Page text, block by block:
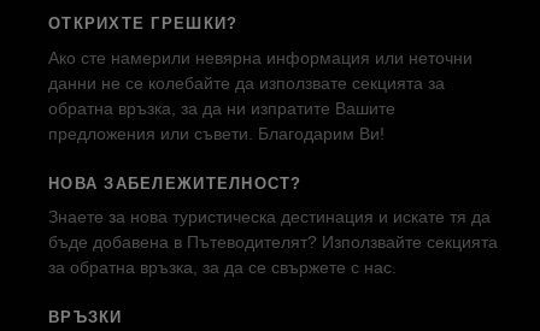
ОТКРИХТЕ ГРЕШКИ?
Ако сте намерили невярна информация или неточни
данни не се колебайте да използвате секцията за
обратна връзка, за да ни изпратите Вашите
предложения или съвети. Благодарим Ви!
НОВА ЗАБЕЛЕЖИТЕЛНОСТ?
Знаете за нова туристическа дестинация и искате тя да
бъде добавена в Пътеводителят? Използвайте секцията
за обратна връзка, за да се свържете с нас.
ВРЪЗКИ